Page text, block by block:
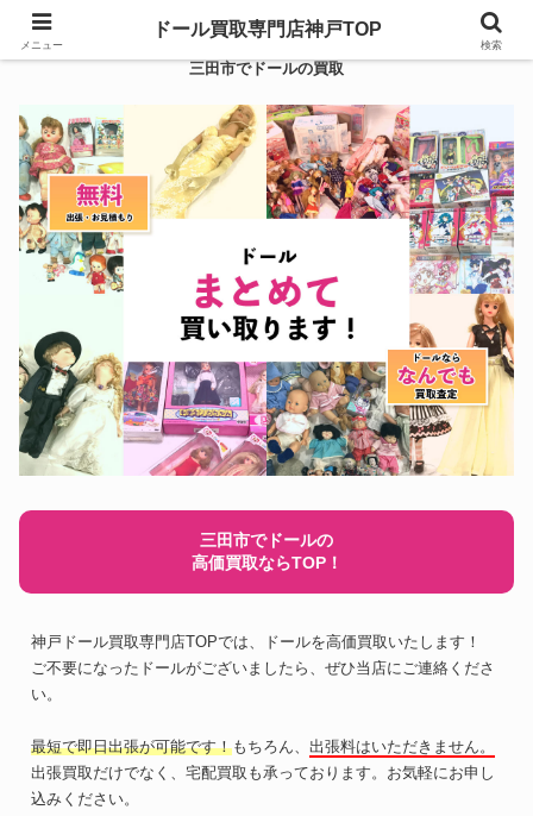
三田市でドールの買取
三田市でドールの
高価買取ならTOP！
神戸ドール買取専門店TOPでは、ドールを高価買取いたします！
ご不要になったドールがございましたら、ぜひ当店にご連絡くださ
い。
最短で即日出張が可能です！もちろん、 出張料はいただきません。
出張買取だけでなく、宅配買取も承っております。お気軽にお申し
込みください。
メニュー
ドール買取専門店神戸TOP
検索